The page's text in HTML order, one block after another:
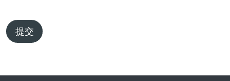
提交